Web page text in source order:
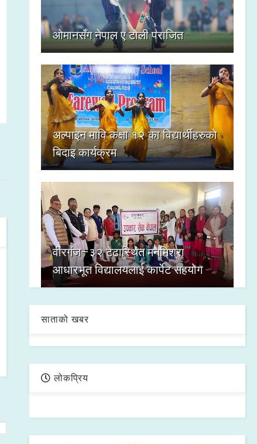
ओमानसँग नेपाल ए टोली पराजित
अल्पाइन मावि कक्षा १२ का विद्यार्थीहरुको
बिदाइ कार्यक्रम
वीरगंज–३२ टेढास्थित मनमिश्रा
आधारभूत विद्यालयलाई कार्पेट सहयोग
साताको खबर
लोकप्रिय